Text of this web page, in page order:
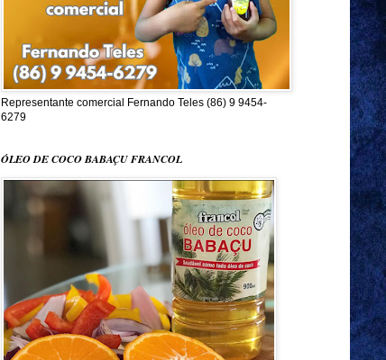
Representante comercial Fernando Teles (86) 9 9454-
6279
ÓLEO DE COCO BABAÇU FRANCOL